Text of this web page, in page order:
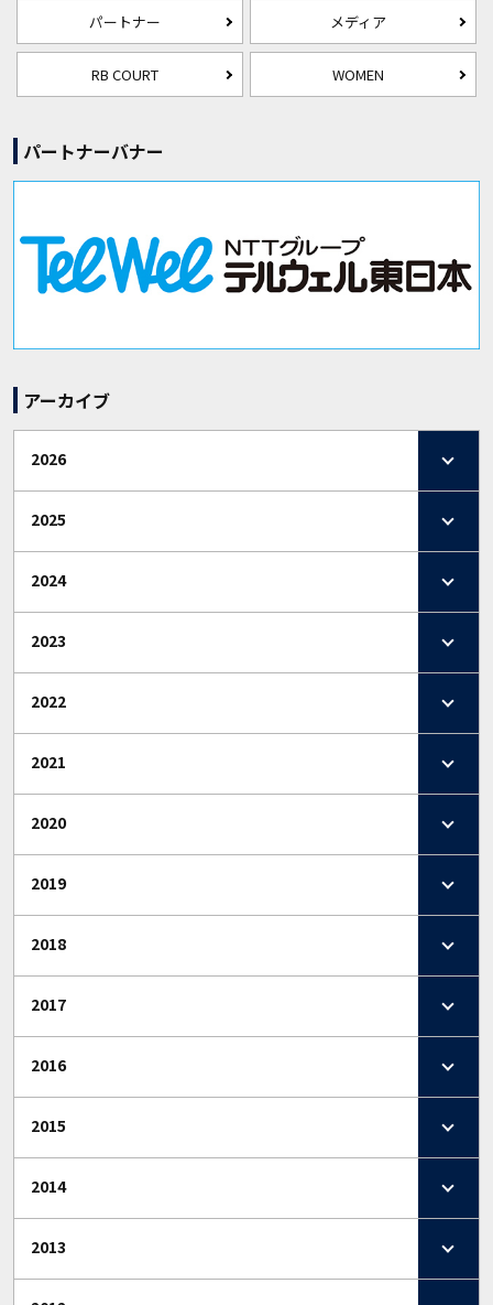
パートナー メディア
RB COURT WOMEN
パートナーバナー
アーカイブ
2026
2025
2024
2023
2022
2021
2020
2019
2018
2017
2016
2015
2014
2013